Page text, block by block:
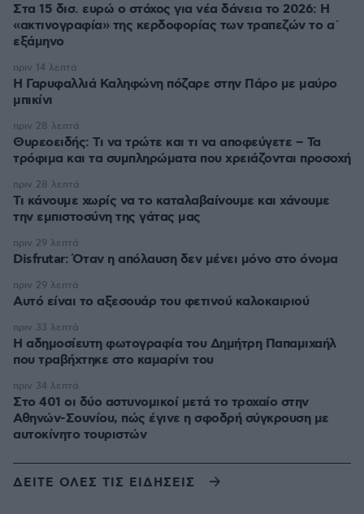
Στα 15 δισ. ευρώ ο στόχος για νέα δάνεια το 2026: Η
«ακτινογραφία» της κερδοφορίας των τραπεζών το α΄
εξάμηνο
Η Γαρυφαλλιά Καληφώνη πόζαρε στην Πάρο με μαύρο
μπικίνι
πριν 14 λεπτά
Θυρεοειδής: Τι να τρώτε και τι να αποφεύγετε – Τα
τρόφιμα και τα συμπληρώματα που χρειάζονται προσοχή
πριν 28 λεπτά
Τι κάνουμε χωρίς να το καταλαβαίνουμε και χάνουμε
την εμπιστοσύνη της γάτας μας
πριν 28 λεπτά
Disfrutar: Όταν η απόλαυση δεν μένει μόνο στο όνομα
πριν 29 λεπτά
Αυτό είναι το αξεσουάρ του φετινού καλοκαιριού
πριν 29 λεπτά
Η αδημοσίευτη φωτογραφία του Δημήτρη Παπαμιχαήλ
που τραβήχτηκε στο καμαρίνι του
πριν 33 λεπτά
Στο 401 οι δύο αστυνομικοί μετά το τροχαίο στην
Αθηνών-Σουνίου, πώς έγινε η σφοδρή σύγκρουση με
αυτοκίνητο τουριστών
πριν 34 λεπτά
ΔΕΙΤΕ ΟΛΕΣ ΤΙΣ ΕΙΔΗΣΕΙΣ